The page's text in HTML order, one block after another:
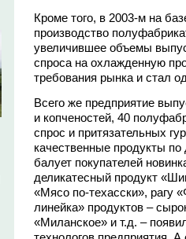
Кроме того, в 2003-м на
производство
увеличившее объемы
спроса на охлажденную
требования рынка и стал
Всего же предприятие
и копченостей, 40
спрос и притязательных
качественные продукты
балует покупателей
деликатесный продукт
«Мясо по-техасски», рагу
линейка» продуктов –
«Миланское» и т.д. –